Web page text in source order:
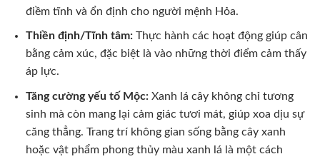
điềm tĩnh và ổn định cho người mệnh Hỏa.
Thiền định/Tĩnh tâm:Thực hành các hoạt động giúp cân
bằng cảm xúc, đặc biệt là vào những thời điểm cảm thấy
áp lực.
Tăng cường yếu tố Mộc:Xanh lá cây không chỉ tương
sinh mà còn mang lại cảm giác tươi mát, giúp xoa dịu sự
căng thẳng. Trang trí không gian sống bằng cây xanh
hoặc vật phẩm phong thủy màu xanh lá là một cách